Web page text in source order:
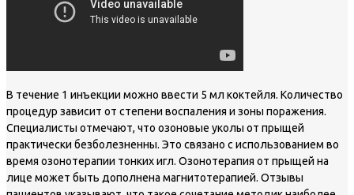
В течение 1 инъекции можно ввести 5 мл коктейля. Количество
процедур зависит от степени воспаления и зоны поражения.
Специалисты отмечают, что озоновые уколы от прыщей
практически безболезненны. Это связано с использованием во
время озонотерапии тонких игл. Озонотерапия от прыщей на
лице может быть дополнена магнитотерапией. Отзывы